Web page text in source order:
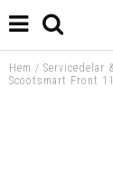
Hem / Servicedelar
Scootsmart Front